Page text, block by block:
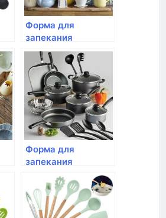
Форма для
запекания
прямоугольная
средняя ,Emile
Henry, 36 см,цвет:
крем
Форма для
запекания
прямоугольная
большая,Emile
Henry, 42 см, цвет:
гранат